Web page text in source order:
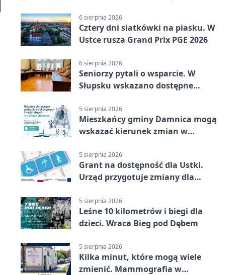
6 sierpnia 2026
Cztery dni siatkówki na piasku. W
Ustce rusza Grand Prix PGE 2026
6 sierpnia 2026
Seniorzy pytali o wsparcie. W
Słupsku wskazano dostępne
5 sierpnia 2026
Mieszkańcy gminy Damnica mogą
wskazać kierunek zmian w
5 sierpnia 2026
Grant na dostępność dla Ustki.
Urząd przygotuje zmiany dla
5 sierpnia 2026
Leśne 10 kilometrów i biegi dla
dzieci. Wraca Bieg pod Dębem
5 sierpnia 2026
Kilka minut, które mogą wiele
zmienić. Mammografia w